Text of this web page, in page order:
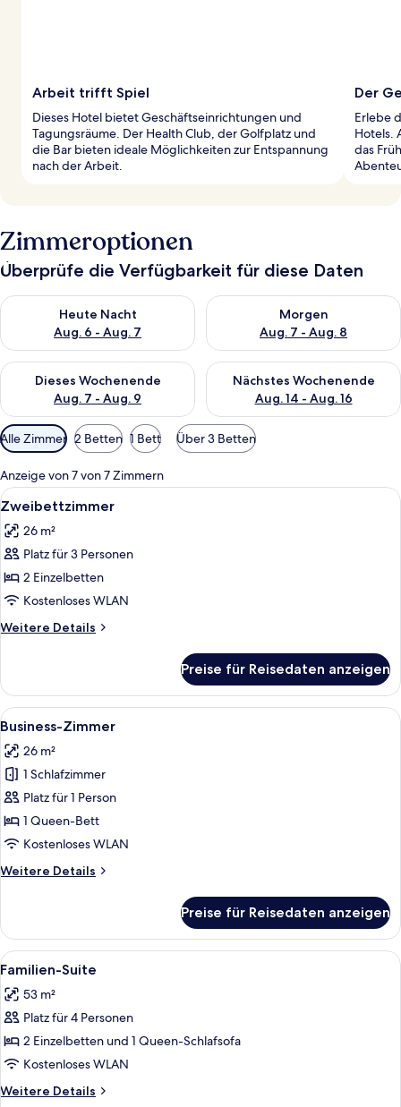
Arbeit trifft Spiel
Dieses Hotel bietet Geschäftseinrichtungen und
Tagungsräume. Der Health Club, der Golfplatz und
die Bar bieten ideale Möglichkeiten zur Entspannung
nach der Arbeit.
Der
Erlebe
Hotels.
das
Zimmeroptionen
Überprüfe die Verfügbarkeit für diese Daten
Heute Nacht
Aug. 6 - Aug. 7
Überprüfe die Verfügbarkeit für heute Nacht, Aug. 6 - Aug. 7.
Morgen
Aug. 7 - Aug. 8
Überprüfe die Verfügbarkeit
Dieses Wochenende
Aug. 7 - Aug. 9
Überprüfe die Verfügbarkeit für dieses Wochenende, Aug. 7
Nächstes Wochenende
Aug. 14 - Aug. 16
Überprüfe die Verfügbarkeit
Verfügbare
Filter
für
Zimmer
Alle Zimmer 2 Betten 1 Bett Über 3 Betten
Anzeige von 7 von 7 Zimmern
Alle
Fotos
für
Zweibettzimmer
anzeigen
Ein Hotelzimmer mit einem großen
7
Zweibettzimmer
26 m²
Platz für 3 Personen
2 Einzelbetten
Kostenloses WLAN
Weitere Details
Weitere
Preise für Reisedaten anzeigen
Alle
Fotos
für
Business-
Zimmer
anzeigen
Ein Hotelzimmer mit einem Bett,
6
Business-Zimmer
26 m²
1 Schlafzimmer
Platz für 1 Person
1 Queen-Bett
Kostenloses WLAN
Weitere Details
Weitere
Zimmer
Preise für Reisedaten anzeigen
Alle
Fotos
für
Familien-
Suite
anzeigen
Ein modernes Schlafzimmer mit
10
Familien-Suite
53 m²
Platz für 4 Personen
2 Einzelbetten und 1 Queen-Schlafsofa
Kostenloses WLAN
Weitere Details
Weitere